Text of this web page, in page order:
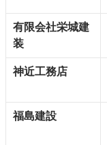
有限会社栄城建
装
神近工務店
福島建設